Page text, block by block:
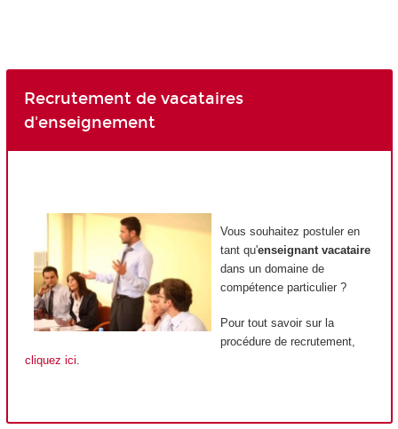
Recrutement de vacataires
d'enseignement
Vous souhaitez postuler en
tant qu'enseignant vacataire
dans un domaine de
compétence particulier ?
Pour tout savoir sur la
procédure de recrutement,
cliquez ici.